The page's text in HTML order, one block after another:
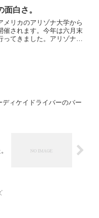
面白さ。
メリカのアリゾナ大学から
催されます。今年は六月末
ってきました。アリゾナ大
ディケイドライバーのバー